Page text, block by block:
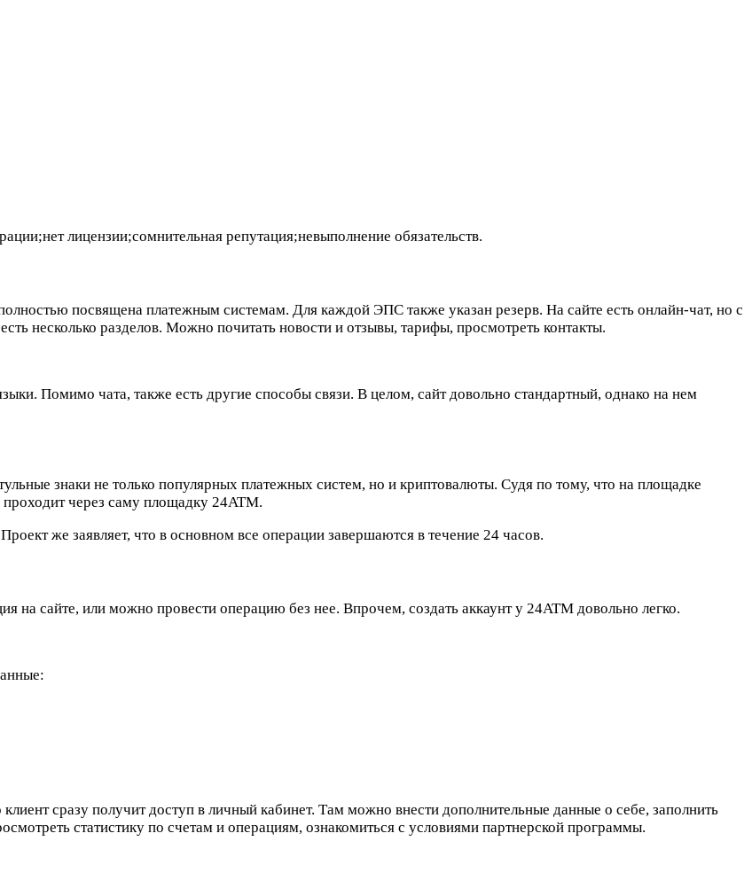
лицензии;сомнительная репутация;невыполнение обязательств.
посвящена платежным системам. Для каждой ЭПС также указан резерв. На сайте есть онлайн-чат, но с
несколько разделов. Можно почитать новости и отзывы, тарифы, просмотреть контакты.
Помимо чата, также есть другие способы связи. В целом, сайт довольно стандартный, однако на нем
знаки не только популярных платежных систем, но и криптовалюты. Судя по тому, что на площадке
через саму площадку 24ATM.
же заявляет, что в основном все операции завершаются в течение 24 часов.
на сайте, или можно провести операцию без нее. Впрочем, создать аккаунт у 24ATM довольно легко.
сразу получит доступ в личный кабинет. Там можно внести дополнительные данные о себе, заполнить
статистику по счетам и операциям, ознакомиться с условиями партнерской программы.